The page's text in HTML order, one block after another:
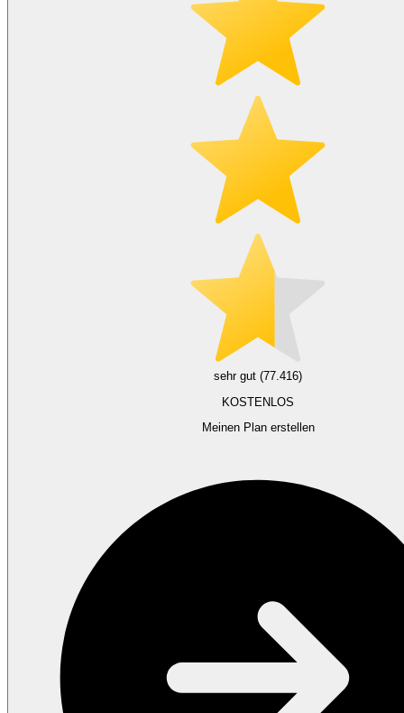
sehr gut (77.416)
KOSTENLOS
Meinen Plan erstellen